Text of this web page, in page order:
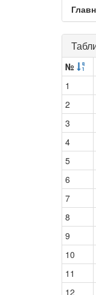
№
1
2
3
4
5
6
7
8
9
10
11
12